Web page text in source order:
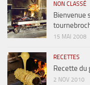
NON CLASSÉ
Bienvenue
15 MAI 2008
RECETTES
Recette du
2 NOV 2010